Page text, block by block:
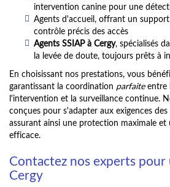
intervention canine pour une
Agents d'accueil, offrant un
contrôle précis des accès
Agents SSIAP à Cergy, spécialisés
la levée de doute, toujours prêts à
En choisissant nos prestations, vous
garantissant la coordination parfaiteentre
l'intervention et la surveillance continue.
conçues pour s'adapter aux exigences des
assurant ainsi une protection maximale et
efficace.
Contactez nos experts pour
Cergy